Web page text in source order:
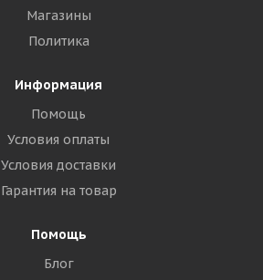
Магазины
Политика
Информация
Помощь
Условия оплаты
Условия доставки
Гарантия на товар
Помощь
Блог